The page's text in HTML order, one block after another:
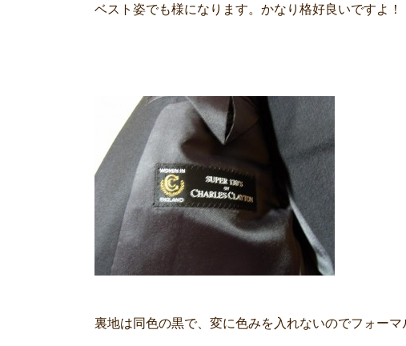
ベスト姿でも様になります。かなり格好良いですよ！
裏地は同色の黒で、変に色みを入れないのでフォーマ